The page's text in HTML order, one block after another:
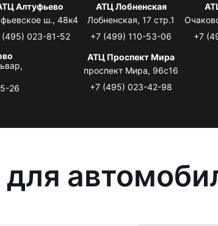
Алтуфьево
ш., 48к4
(495) 023-81-52
АТЦ Лобненская
Лобненская, 17 стр.1
+7 (499) 110-53-06
+7
26
АТЦ Проспект Мира
проспект Мира, 96с16
+7 (495) 023-42-98